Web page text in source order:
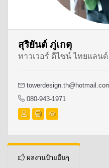
สุริยันต์ ภู่เกตุ
ทาวเวอร์ ดีไซน์ ไทยแลนด์
080-943-1971
ผลงานป้ายอื่นๆ